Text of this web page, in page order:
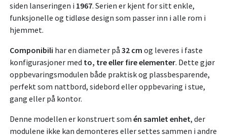
siden lanseringen i 1967. Serien er kjent for sitt enkle,
funksjonelle og tidløse design som passer inn i alle rom i
hjemmet.
Componibili har en diameter på 32 cm og leveres i faste
konfigurasjoner med to, tre eller fire elementer. Dette gjør
oppbevaringsmodulen både praktisk og plassbesparende,
perfekt som nattbord, sidebord eller oppbevaring i stue,
gang eller på kontor.
Denne modellen er konstruert som én samlet enhet, der
modulene ikke kan demonteres eller settes sammen i andre